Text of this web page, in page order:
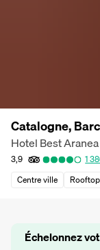
Catalogne,
Hotel Best Aranea
3,9 1
Centre ville
Rooftop
Échelonnez